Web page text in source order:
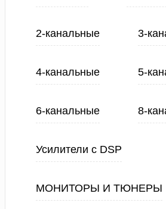
2-канальные 3-
4-канальные 5-
6-канальные 8-
Усилители с DSP
МОНИТОРЫ И ТЮНЕРЫ